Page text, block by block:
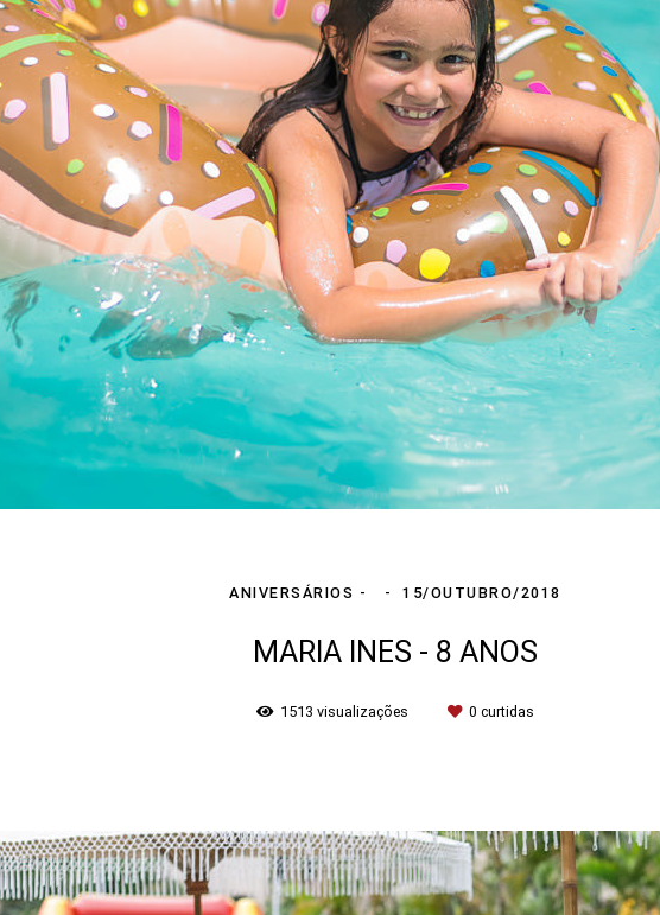
ANIVERSÁRIOS 15/OUTUBRO/2018
MARIA INES - 8 ANOS
1513 visualizações 0 curtidas